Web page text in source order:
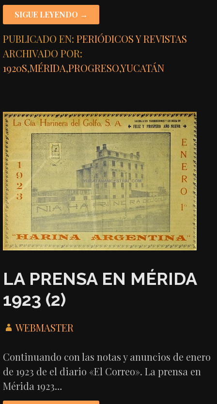
SIGUE LEYENDO →
PUBLICADO EN:PERIÓDICOS Y REVISTAS
ARCHIVADO POR:
1920S,MÉRIDA,PROGRESO,YUCATÁN
LA PRENSA EN MÉRIDA
1923 (2)
WEBMASTER
Continuando con las notas y anuncios de enero
de 1923 de el diario «El Correo». La prensa en
Mérida 1923…